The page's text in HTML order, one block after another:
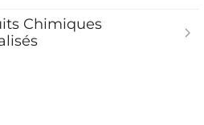
Chimiques